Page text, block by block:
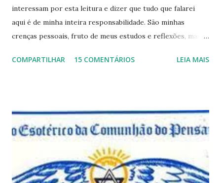
interessam por esta leitura e dizer que tudo que falarei
aqui é de minha inteira responsabilidade. São minhas
crenças pessoais, fruto de meus estudos e reflexões, mas
porque nem mesmo eu as tenho desta forma. Eu vos
e talvez contraditória a sua própria visão. Durante todo
este mês estaremos debatendo este tema e gostaríamos de
convida-lo a deixar seus comentários e reflexões no final
do texto clicando em novo comentário e acompanhar as
respostas e sugestões dos demais. Não estranhem o fato
COMPARTILHAR 15 COMENTÁRIOS LEIA MAIS